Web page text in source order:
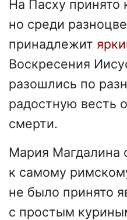
На Пасху принято
но среди
принадлежит
Воскресения
разошлись по
радостную весть
смерти.
Мария Магдалина
к самому
не было принято
с простым